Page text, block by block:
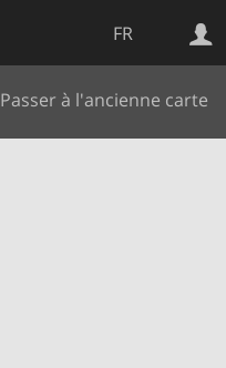
FR
Passer à l'ancienne carte